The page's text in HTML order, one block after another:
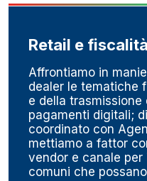
Retail e fiscalità
Affrontiamo in
dealer le tematiche
e della
pagamenti digitali;
coordinato con
mettiamo a fattor
vendor e canale
comuni che